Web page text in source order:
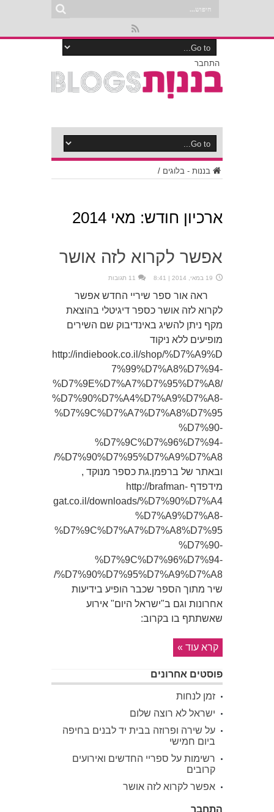
התחבר
בננות - בלוגים /
ארכיון חודש: מאי 2014
אפשר לקרוא לזה אושר
19 במאי, 2014 | 8:41 11 תגובות
ראה אור ספר שיריי החדש אפשר
לקרוא לזה אושר כספר דיגיטלי בהוצאת
מקף ניתן להשיג באינדיבוק שם השירים
מופיעים ללא ניקוד
http://indiebook.co.il/shop/%D7%A9%D
7%99%D7%A8%D7%94-
%D7%9E%D7%A7%D7%95%D7%A8/
%D7%90%D7%A4%D7%A9%D7%A8-
%D7%9C%D7%A7%D7%A8%D7%95
%D7%90-
%D7%9C%D7%96%D7%94-
%D7%90%D7%95%D7%A9%D7%A8/
ובאתר של ברפמן.גת כספר מנוקד ,
מידפדף http://brafman-
gat.co.il/downloads/%D7%90%D7%A4
%D7%A9%D7%A8-
%D7%9C%D7%A7%D7%A8%D7%95
%D7%90-
%D7%9C%D7%96%D7%94-
%D7%90%D7%95%D7%A9%D7%A8/
שיר מתוך הספר שכבר הופיע בידיעות
אחרונות וגם ב"ישראל היום" אירוע
שאשתתף בו בקרוב:
קרא עוד »
פוסטים אחרונים
זמן לנחות
ישראל לא רוצה שלום
על שירה ופרוזה בבית יד לבנים בחיפה
ביום חמישי
רשימות על ספריי החדשים ואירועים
קרובים
אפשר לקרוא לזה אושר
התחבר